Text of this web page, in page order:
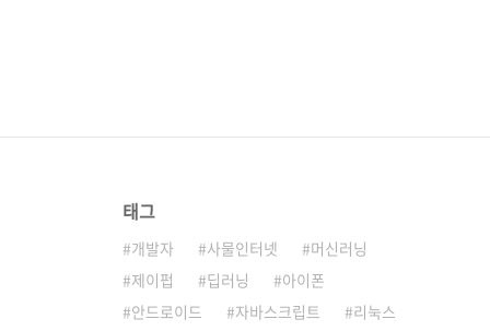
태그
개발자 사물인터넷
머신러닝
제이펍
딥러닝
아이폰
안드로이드
자바스크립트
리눅스